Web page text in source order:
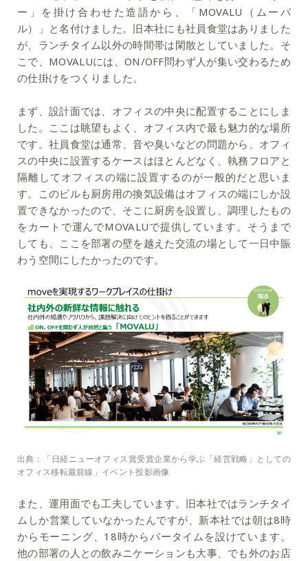
ー」を掛け合わせた造語から、「MOVALU（ムーバ
ル）」と名付けました。旧本社にも社員食堂はありました
が、ランチタイム以外の時間帯は閑散としていました。そ
こで、MOVALUには、 ON/OFF問わず人が集い交わるため
の仕掛けをつくりました。
まず、設計面では、オフィスの中央に配置することにしま
した。ここは眺望もよく、オフィス内で最も魅力的な場所
です。社員食堂は通常、音や臭いなどの問題から、オフィ
スの中央に設置するケースはほとんどなく、執務フロアと
隔離してオフィスの端に設置するのが一般的だと思いま
す。このビルも厨房用の換気設備はオフィスの端にしか設
置できなかったので、そこに厨房を設置し、調理したもの
をカートで運んでMOVALUで提供しています。そうまで
しても、ここを部署の壁を越えた交流の場として一日中賑
わう空間にしたかったのです。
出典：「日経ニューオフィス賞受賞企業から学ぶ「経営戦略」としての
オフィス移転最前線」イベント投影画像
また、運用面でも工夫しています。 旧本社ではランチタイ
ムしか営業していなかったんですが、新本社では朝は8時
からモーニング、18時からバータイムを設けています。
他の部署の人との飲みニケーションも大事、でも外のお店